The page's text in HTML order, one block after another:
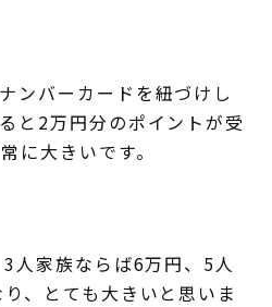
ンバーカードを紐づけし
と2万円分のポイントが受
に大きいです。
人家族ならば6万円、5人
、とても大きいと思いま